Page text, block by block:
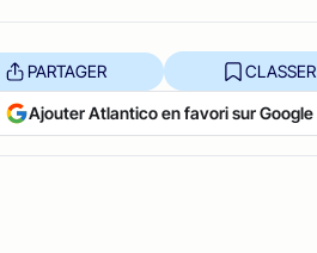
PARTAGER CLASSER
Ajouter Atlantico en favori sur Google